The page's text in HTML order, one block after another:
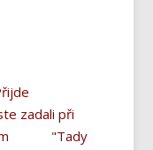
zadali při
"Tady